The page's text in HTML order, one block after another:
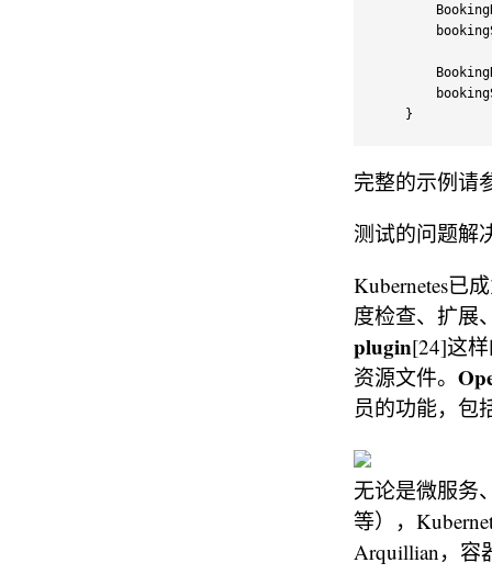
}
完整的示例请
测试的问题解
Kubernetes已
度检查、扩展
plugin[24]这
资源文件。
员的功能，包
无论是微服务
等），
Arquillian，容